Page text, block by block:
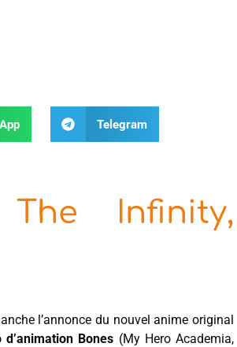
Telegram
Infinity,
l’annonce du nouvel anime original
d’animation Bones (My Hero Academia,